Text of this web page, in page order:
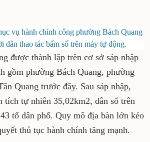
vụ hành chính công phường Bách Quang
dân thao tác bấm số trên máy tự động.
được thành lập trên cơ sở sáp nhập
gồm phường Bách Quang, phường
Quang trước đây. Sau sáp nhập,
tích tự nhiên 35,02km2, dân số trên
tổ dân phố. Quy mô địa bàn lớn kéo
thủ tục hành chính tăng mạnh.